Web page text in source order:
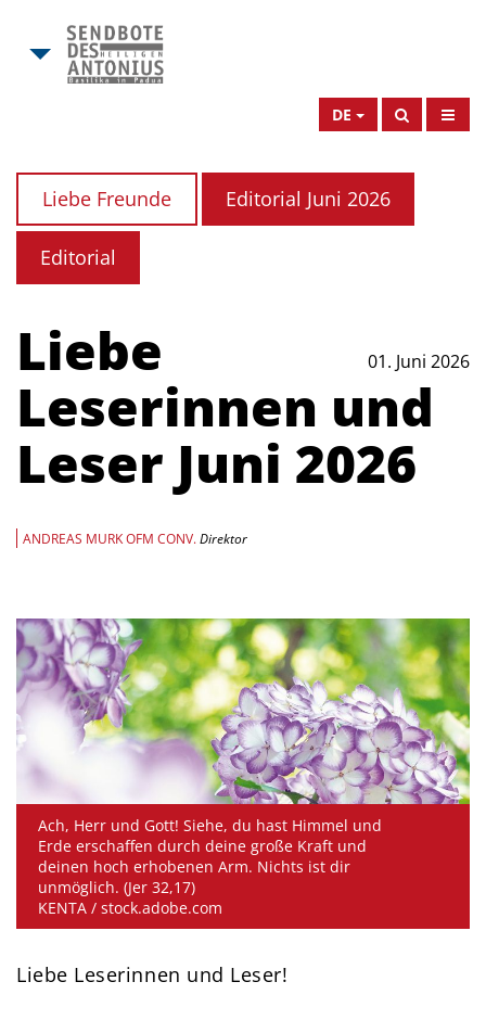
DE
Liebe Freunde Editorial Juni 2026
Editorial
01. Juni 2026
Liebe
Leserinnen und
Leser Juni 2026
ANDREAS MURK OFM CONV.Direktor
Ach, Herr und Gott! Siehe, du hast Himmel und
Erde erschaffen durch deine große Kraft und
deinen hoch erhobenen Arm. Nichts ist dir
unmöglich. (Jer 32,17)
KENTA / stock.adobe.com
Liebe Leserinnen und Leser!